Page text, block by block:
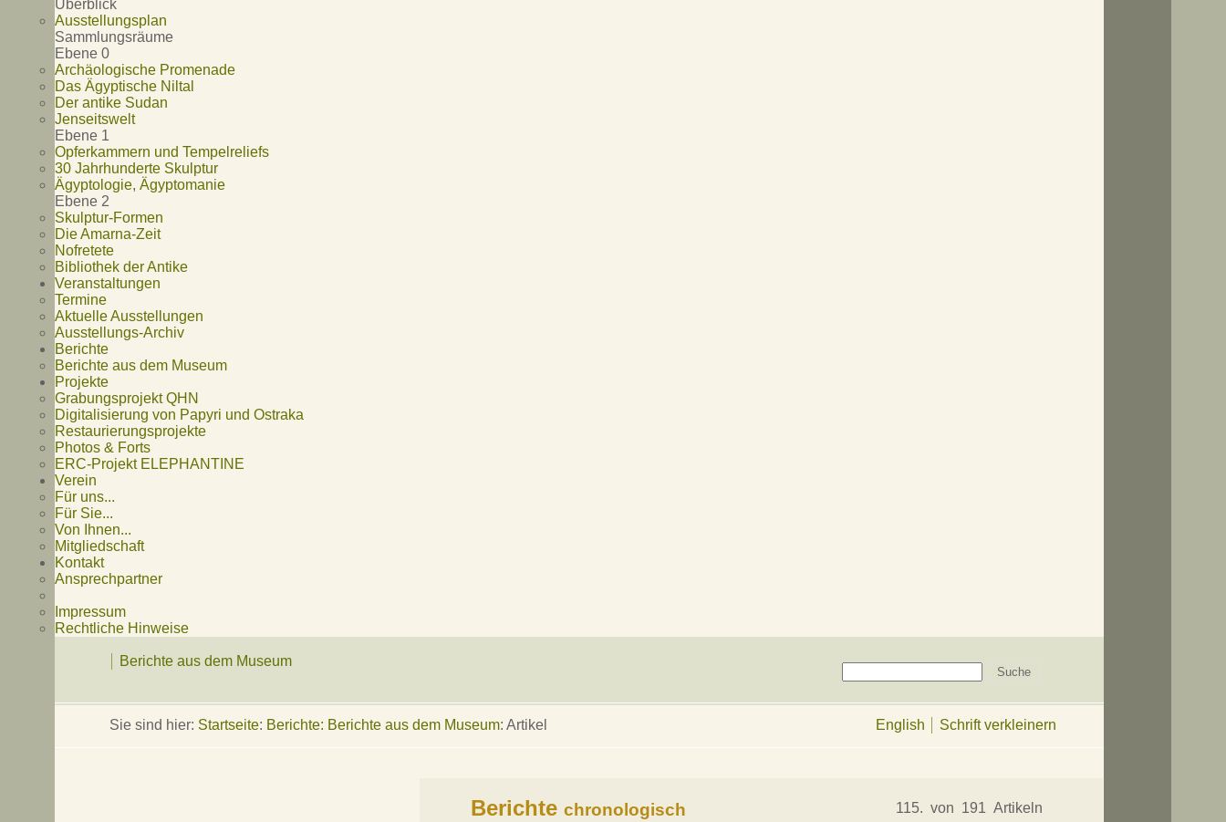
Überblick
Ausstellungsplan
Sammlungsräume
Ebene 0
Archäologische Promenade
Das Ägyptische Niltal
Der antike Sudan
Jenseitswelt
Ebene 1
Opferkammern und Tempelreliefs
30 Jahrhunderte Skulptur
Ägyptologie, Ägyptomanie
Ebene 2
Skulptur-Formen
Die Amarna-Zeit
Nofretete
Bibliothek der Antike
Veranstaltungen
Termine
Aktuelle Ausstellungen
Ausstellungs-Archiv
Berichte
Berichte aus dem Museum
Projekte
Grabungsprojekt QHN
Digitalisierung von Papyri und Ostraka
Restaurierungsprojekte
Photos & Forts
ERC-Projekt ELEPHANTINE
Verein
Für uns...
Für Sie...
Von Ihnen...
Mitgliedschaft
Kontakt
Ansprechpartner
Impressum
Rechtliche Hinweise
Berichte aus dem Museum
Sie sind hier: Startseite: Berichte: Berichte aus dem Museum: Artikel English Schrift verkleinern
115. von 191 Artikeln
Berichtechronologisch